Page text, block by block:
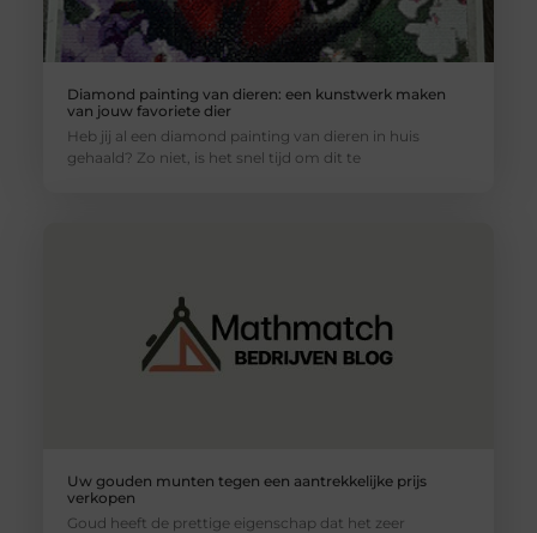
Diamond painting van dieren: een kunstwerk maken
van jouw favoriete dier
Heb jij al een diamond painting van dieren in huis
gehaald? Zo niet, is het snel tijd om dit te
Uw gouden munten tegen een aantrekkelijke prijs
verkopen
Goud heeft de prettige eigenschap dat het zeer